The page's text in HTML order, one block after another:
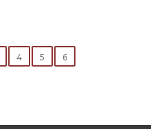
passou a ser
permitindo
de Cidadão em
nos serviços
tem o
4 5
6